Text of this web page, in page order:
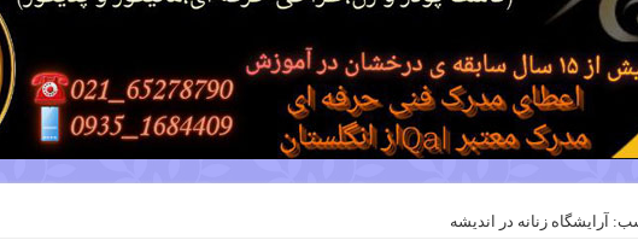
آرایشگاه زنانه در اندیشه